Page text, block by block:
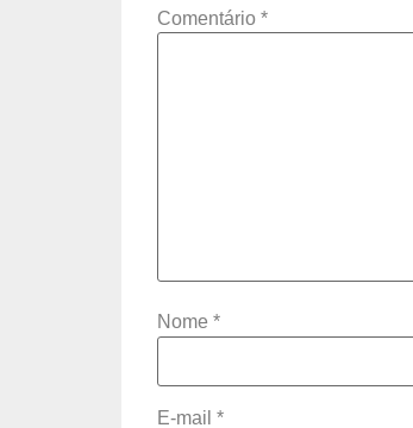
Comentário *
Nome *
E-mail *